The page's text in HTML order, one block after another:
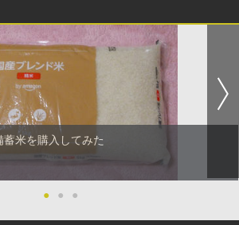
米を購入してみた
● ● ●